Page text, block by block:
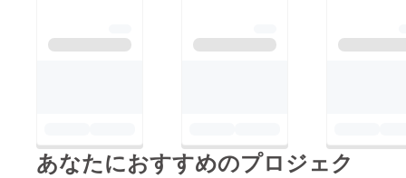
がとうございました。
し上げます。いただい
て、いよいよ今週末が
本番です。第3回
あなたにおすすめのプロジェク